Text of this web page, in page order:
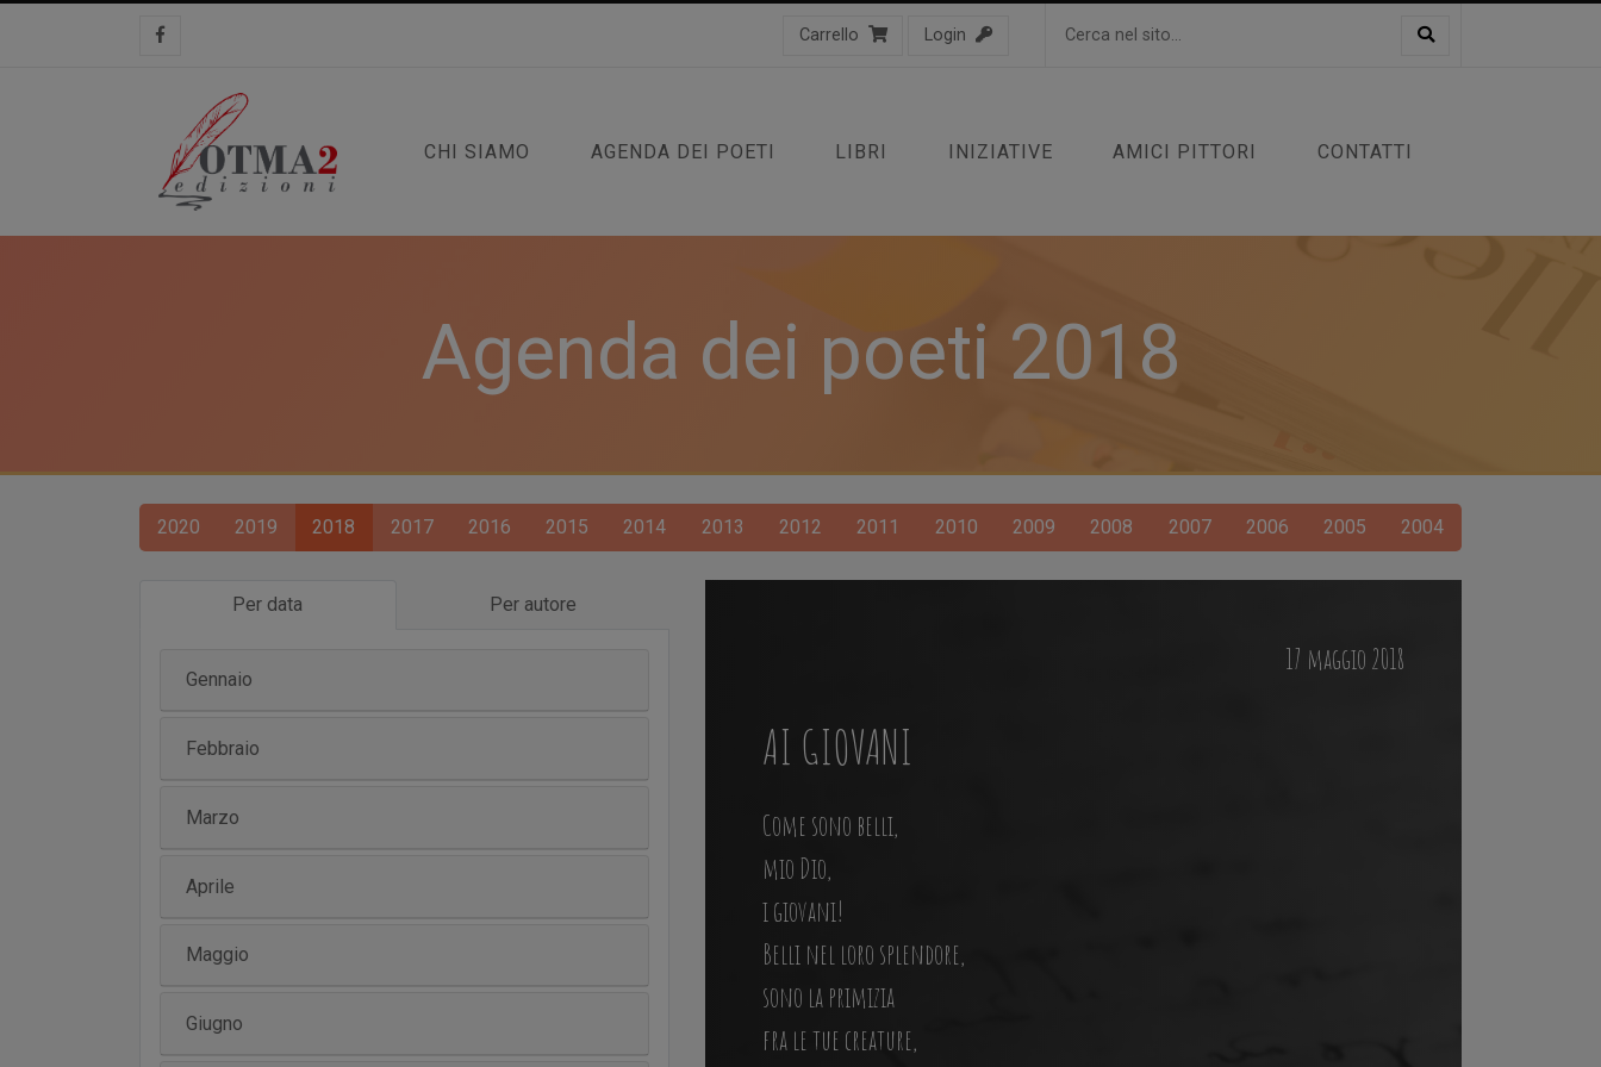
Carrello Login
CHI SIAMO AGENDA DEI POETI LIBRI INIZIATIVE AMICI PITTORI CONTATTI
Agenda dei poeti 2018
2020 2019 2018 2017 2016 2015 2014 2013 2012 2011 2010 2009 2008 2007 2006 2005 2004
Per data Per autore
Gennaio
Febbraio
Marzo
Aprile
Maggio
Giugno
17 maggio 2018
AI GIOVANI
Come sono belli,
mio Dio,
i giovani!
Belli nel loro splendore,
sono la primizia
fra le tue creature,